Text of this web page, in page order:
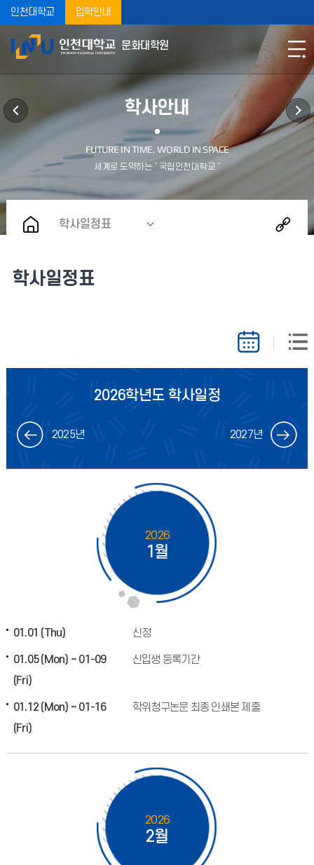
인천대학교 입학안내
문화대학원
학사안내
학사일정표
학사일정표
2025년
2026학년도 학사일정
2027년
2026
1월
01.01 (Thu) 신정
01.05 (Mon) ~ 01-09
(Fri)
신입생 등록기간
01.12 (Mon) ~ 01-16
(Fri)
학위청구논문 최종 인쇄본 제출
2026
2월